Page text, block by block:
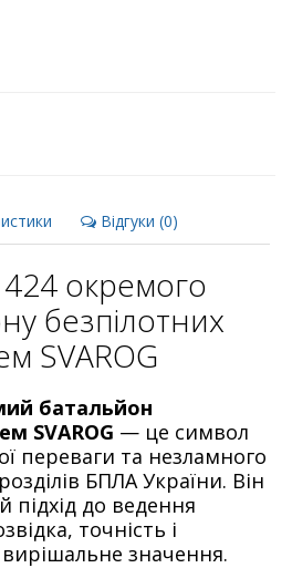
Відгуки (0)
окремого
безпілотних
SVAROG
батальйон
SVAROG — це символ
переваги та незламного
БПЛА України. Він
підхід до ведення
точність і
значення.